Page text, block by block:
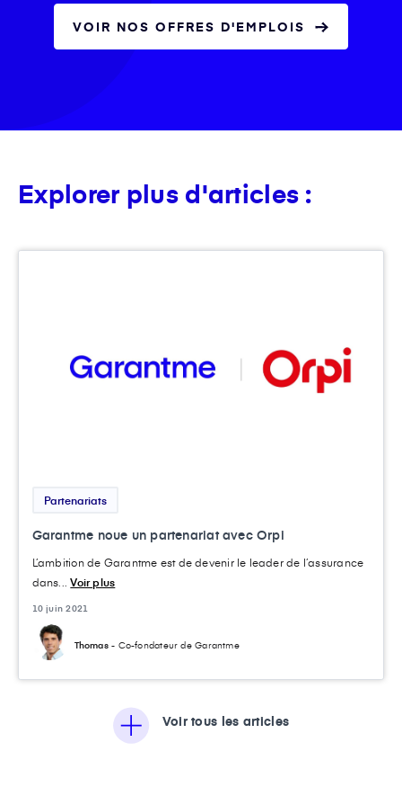
VOIR NOS OFFRES D'EMPLOIS
Explorer plus d'articles :
Partenariats
Garantme noue un partenariat avec Orpi
L’ambition de Garantme est de devenir le leader de l’assurance
dans...Voir plus
10 juin 2021
Thomas- Co-fondateur de Garantme
Voir tous les articles